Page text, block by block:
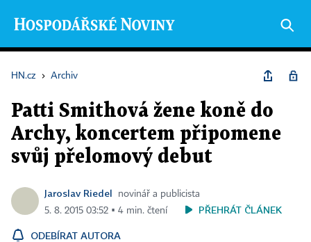
HN.cz › Archiv
Patti Smithová žene koně do
Archy, koncertem připomene
svůj přelomový debut
Jaroslav Riedel
novinář a publicista
5. 8. 2015 03:52 ▪ 4 min. čtení
PŘEHRÁT ČLÁNEK
ODEBÍRAT AUTORA